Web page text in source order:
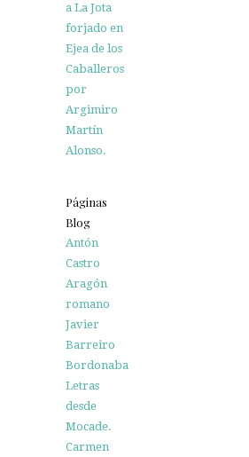
a La Jota
forjado en
Ejea de los
Caballeros
por
Argimiro
Martín
Alonso.
Páginas
Blog
Antón
Castro
Aragón
romano
Javier
Barreiro
Bordonaba
Letras
desde
Mocade.
Carmen